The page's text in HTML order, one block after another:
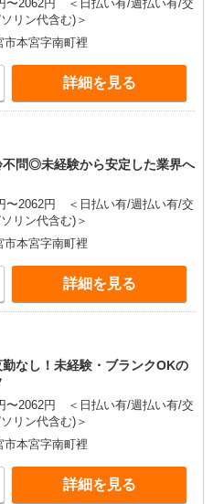
〜2062円 ＜日払い有/週払い有/交
リン代含む)＞
市本宮字南町裡
詳細を見る
不問◎未経験から安定した業界へ
〜2062円 ＜日払い有/週払い有/交
リン代含む)＞
市本宮字南町裡
詳細を見る
なし！未経験・ブランクOKの
〜2062円 ＜日払い有/週払い有/交
リン代含む)＞
市本宮字南町裡
詳細を見る